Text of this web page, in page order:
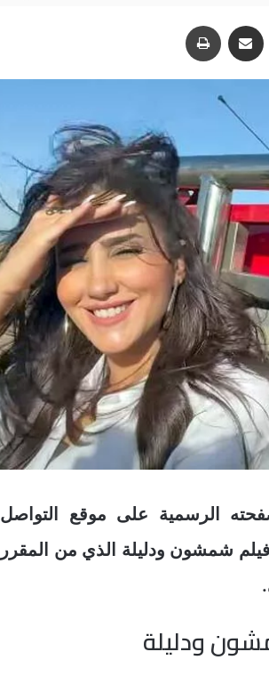
ماسنجر مشاركة عبر البريد
الرسمية على موقع التواصل
شمشون ودليلة الذي من المقرر
ودليلة